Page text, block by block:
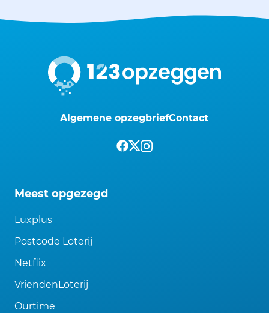
Algemene opzegbriefContact
Meest opgezegd
Luxplus
Postcode Loterij
Netflix
VriendenLoterij
Ourtime